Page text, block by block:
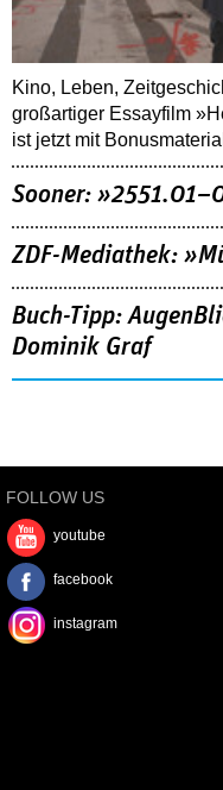
Kino, Leben,
großartiger Essayfilm
ist jetzt mit
Sooner:
ZDF-Mediathek:
Buch-Tipp:
Dominik Graf
FOLLOW US
youtube
facebook
instagram